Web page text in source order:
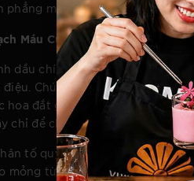
phẳng mịn, không nứt nẻ và
Máu Của Mùi Hương
dầu chính là mạch máu nuôi
Chúng sở hữu cấu trúc ba
hoa đắt giá nhất nước Pháp.
chỉ để chắt lọc lấy vài giọt tinh
tố quyết định sự sống còn
mỏng từ những loại gỗ thanh